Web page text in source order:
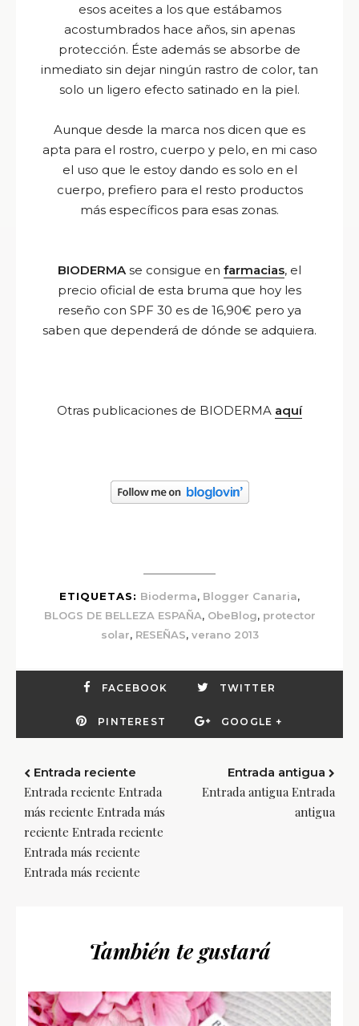
esos aceites a los que estábamos
acostumbrados hace años, sin apenas
protección. Éste además se absorbe de
inmediato sin dejar ningún rastro de color, tan
solo un ligero efecto satinado en la piel.
Aunque desde la marca nos dicen que es
apta para el rostro, cuerpo y pelo, en mi caso
el uso que le estoy dando es solo en el
cuerpo, prefiero para el resto productos
más específicos para esas zonas.
BIODERMA se consigue en farmacias, el
precio oficial de esta bruma que hoy les
reseño con SPF 30 es de 16,90€ pero ya
saben que dependerá de dónde se adquiera.
Otras publicaciones de BIODERMA aquí
ETIQUETAS: Bioderma, Blogger Canaria,
BLOGS DE BELLEZA ESPAÑA, ObeBlog, protector
solar, RESEÑAS, verano 2013
FACEBOOK TWITTER
PINTEREST GOOGLE +
Entrada reciente
Entrada reciente Entrada
más reciente Entrada más
reciente Entrada reciente
Entrada más reciente
Entrada más reciente
Entrada antigua
Entrada antigua Entrada
antigua
También te gustará